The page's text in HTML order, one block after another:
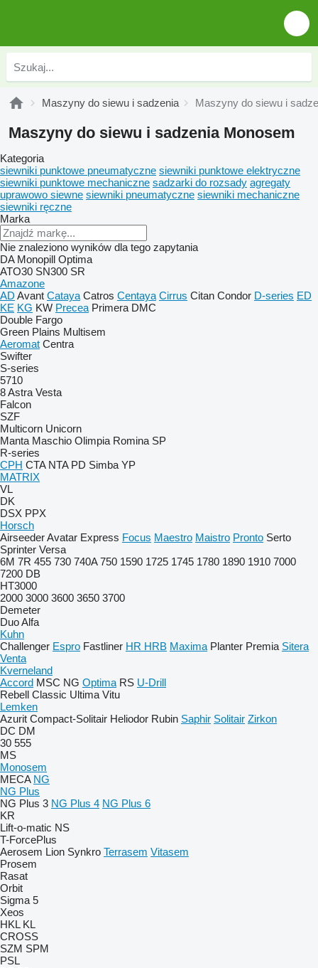
Maszyny do siewu i sadzenia Maszyny do siewu i
Maszyny do siewu i sadzenia Monosem
Kategoria
siewniki punktowe pneumatyczne siewniki punktowe elektryczne
siewniki punktowe mechaniczne sadzarki do rozsady agregaty
uprawowo siewne siewniki pneumatyczne siewniki mechaniczne
siewniki ręczne
Marka
Nie znaleziono wyników dla tego zapytania
DA Monopill Optima
ATO30 SN300 SR
Amazone
AD Avant Cataya Catros Centaya Cirrus Citan Condor D-series ED
KE KG KW Precea Primera DMC
Double Fargo
Green Plains Multisem
Aeromat Centra
Swifter
S-series
5710
8Astra Vesta
Falcon
SZF
Multicorn Unicorn
Manta Maschio Olimpia Romina SP
R-series
CPH CTA NTA PD Simba YP
MATRIX
VL
DK
DSX PPX
Horsch
AirseederAvatar Express Focus Maestro Maistro Pronto Serto
Sprinter Versa
6M 7R 455 730 740A 750 1590 1725 1745 1780 1890 1910 7000
7200 DB
HT3000
2000 3000 3600 3650 3700
Demeter
Duo Alfa
Kuhn
Challenger Espro Fastliner HR HRB Maxima Planter Premia Sitera
Venta
Kverneland
Accord MSC NG Optima RS U-Drill
Rebell Classic Ultima Vitu
Lemken
Azurit Compact-Solitair Heliodor Rubin Saphir Solitair Zirkon
DC DM
30 555
MS
Monosem
MECA NG
NG Plus
NG Plus 3 NG Plus 4 NG Plus 6
KR
Lift-o-matic NS
T-ForcePlus
Aerosem Lion Synkro Terrasem Vitasem
Prosem
Rasat
Orbit
Sigma 5
Xeos
HKL KL
CROSS
SZM SPM
PSL